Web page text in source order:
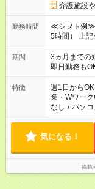
介護施設
勤務時間
≪シフト例≫
5時間） 上記シフト以外にも、早朝や深夜など希望の時間帯お聞
かせくださ
心ください！
期間
3ヵ月まで
即日勤務も
特徴 週1日からOK
業・Wワー
なし / パソ
気になる！
掲載